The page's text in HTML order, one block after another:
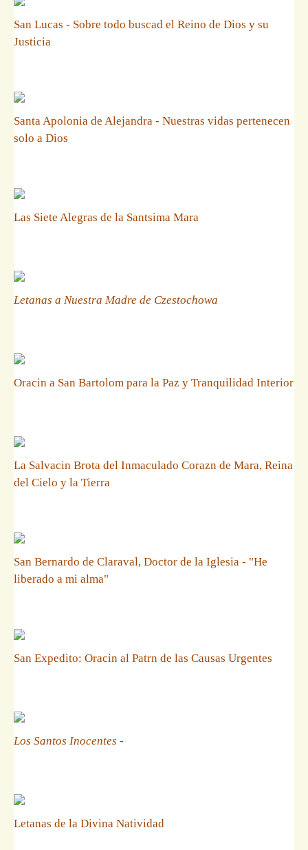
San Lucas - Sobre todo buscad el Reino de Dios y su
Justicia
Santa Apolonia de Alejandra - Nuestras vidas pertenecen
solo a Dios
Las Siete Alegras de la Santsima Mara
Letanas a Nuestra Madre de Czestochowa
Oracin a San Bartolom para la Paz y Tranquilidad Interior
La Salvacin Brota del Inmaculado Corazn de Mara, Reina
del Cielo y la Tierra
San Bernardo de Claraval, Doctor de la Iglesia - "He
liberado a mi alma"
San Expedito: Oracin al Patrn de las Causas Urgentes
Los Santos Inocentes -
Letanas de la Divina Natividad